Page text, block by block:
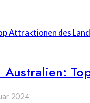
2024